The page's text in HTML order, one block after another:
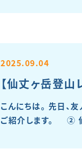
2025.09.04
【仙丈ヶ岳登山
こんにちは。 先日、
ご紹介します。 ②